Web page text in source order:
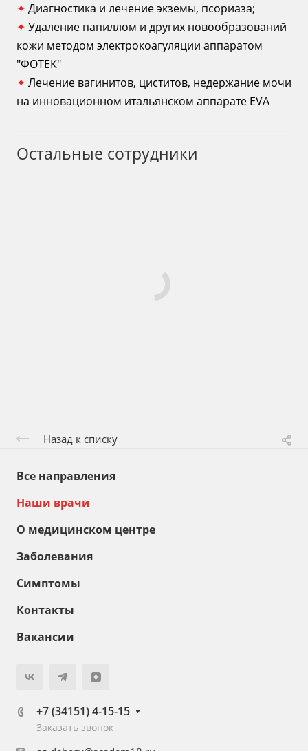
✦ Диагностика и лечение экземы, псориаза;
✦ Удаление папиллом и других новообразований
кожи методом электрокоагуляции аппаратом
"ФОТЕК"
✦ Лечение вагинитов, циститов, недержание мочи
на инновационном итальянском аппарате ЕVA
Остальные сотрудники
Назад к списку
Все направления
Наши врачи
О медицинском центре
Заболевания
Симптомы
Контакты
Вакансии
+7 (34151) 4-15-15
Заказать звонок